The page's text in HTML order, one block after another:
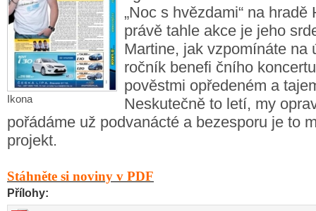
Ikona
„Noc s hvězdami“ na hradě
právě tahle akce je jeho
Martine, jak vzpomínáte na
ročník benefi čního
pověstmi opředeném a
Neskutečně to letí, my
pořádáme už podvanácté a bezesporu je to
projekt.
Stáhněte si noviny v PDF
Přílohy: